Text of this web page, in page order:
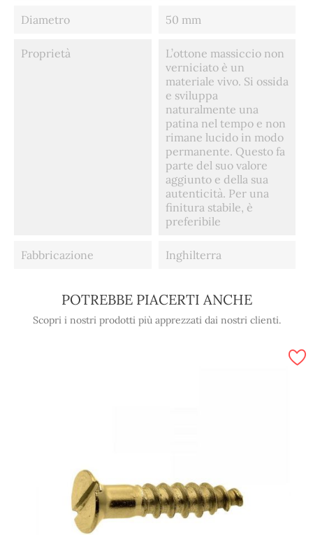
Diametro 50 mm
Proprietà
L’ottone massiccio non
verniciato è un
materiale vivo. Si ossida
e sviluppa
naturalmente una
patina nel tempo e non
rimane lucido in modo
permanente. Questo fa
parte del suo valore
aggiunto e della sua
autenticità. Per una
finitura stabile, è
preferibile
Fabbricazione Inghilterra
POTREBBE PIACERTI ANCHE
Scopri i nostri prodotti più apprezzati dai nostri clienti.